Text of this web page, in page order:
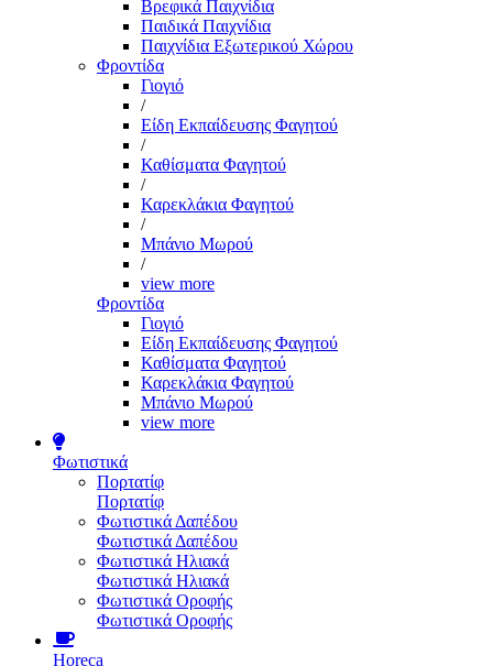
Βρεφικά Παιχνίδια
Παιδικά Παιχνίδια
Παιχνίδια Εξωτερικού Χώρου
Φροντίδα
Γιογιό
/
Είδη Εκπαίδευσης Φαγητού
/
Καθίσματα Φαγητού
/
Καρεκλάκια Φαγητού
/
Μπάνιο Μωρού
/
view more
Φροντίδα
Γιογιό
Είδη Εκπαίδευσης Φαγητού
Καθίσματα Φαγητού
Καρεκλάκια Φαγητού
Μπάνιο Μωρού
view more
Φωτιστικά
Πορτατίφ
Πορτατίφ
Φωτιστικά Δαπέδου
Φωτιστικά Δαπέδου
Φωτιστικά Ηλιακά
Φωτιστικά Ηλιακά
Φωτιστικά Οροφής
Φωτιστικά Οροφής
Horeca